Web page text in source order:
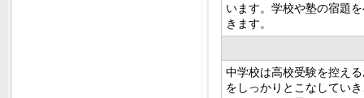
います。学校や塾の宿題
きます。
中学校は高校受験を控え
をしっかりとこなしてい